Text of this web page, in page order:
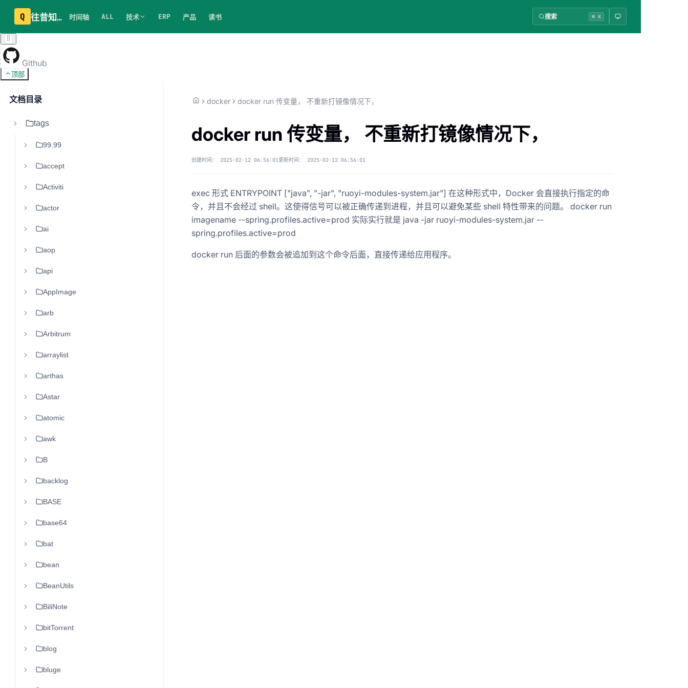
Q 往昔知识库 时间轴 ALL 技术 ERP 产品 读书 搜索 ⌘ K
Github
顶部
文档目录
tags
99.99
accept
Activiti
actor
ai
aop
api
AppImage
arb
Arbitrum
arraylist
arthas
Astar
atomic
awk
B
backlog
BASE
base64
bat
bean
BeanUtils
BiliNote
bitTorrent
blog
bluge
docker docker run 传变量， 不重新打镜像情况下，
docker run 传变量， 不重新打镜像情况下，
创建时间： 2025-02-12 06:56:01更新时间： 2025-02-12 06:56:01
exec 形式 ENTRYPOINT ["java", "-jar", "ruoyi-modules-system.jar"] 在这种形式中，Docker 会直接执行指定的命
令，并且不会经过 shell。这使得信号可以被正确传递到进程，并且可以避免某些 shell 特性带来的问题。 docker run
imagename --spring.profiles.active=prod 实际实行就是 java -jar ruoyi-modules-system.jar --
spring.profiles.active=prod
docker run 后面的参数会被追加到这个命令后面，直接传递给应用程序。